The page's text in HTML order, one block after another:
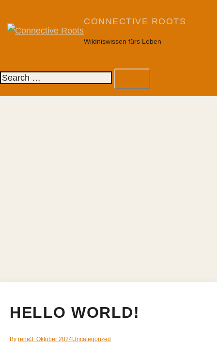
content
CONNECTIVE ROOTS
Wildniswissen fürs Leben
Search…
HELLO WORLD!
By rene3. Oktober 2024Uncategorized